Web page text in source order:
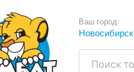
Ваш город:
Новосибирск